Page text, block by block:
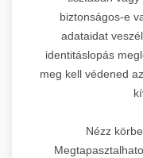
biztonságos-e
adataidat
identitáslopás
meg kell védened
Nézz